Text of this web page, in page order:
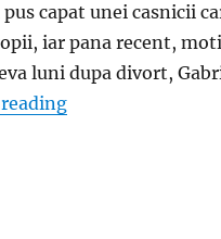
capat unei casnicii
iar pana recent,
luni dupa divort,
„Gabriela